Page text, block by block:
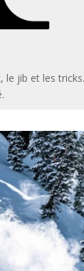
le jib et les